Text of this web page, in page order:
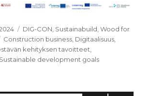
Kategoriat
DIG-CON, Sustainabuild,Wood for
Avainsanat
Construction business, Digitaalisuus,
kehityksen tavoitteet,
Sustainable development goals